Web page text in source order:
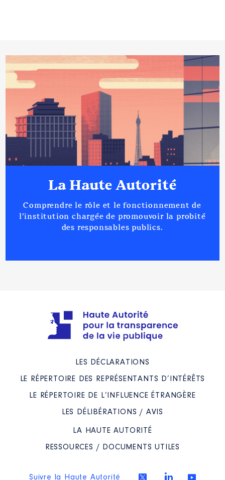
La Haute Autorité
Comprendre le rôle et le fonctionnement de
l’institution chargée de promouvoir la probité
des responsables publics.
LES DÉCLARATIONS
LE RÉPERTOIRE DES REPRÉSENTANTS D’INTÉRÊTS
LE RÉPERTOIRE DE L’INFLUENCE ÉTRANGÈRE
LES DÉLIBÉRATIONS / AVIS
LA HAUTE AUTORITÉ
RESSOURCES / DOCUMENTS UTILES
Suivre la Haute Autorité